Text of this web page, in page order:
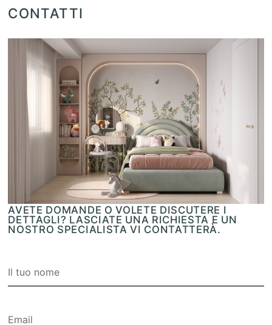
CONTATTI
AVETE DOMANDE O VOLETE DISCUTERE I
DETTAGLI? LASCIATE UNA RICHIESTA E UN
NOSTRO SPECIALISTA VI CONTATTERÀ.